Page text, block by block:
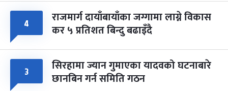
४ राजमार्ग दायाँबायाँका जग्गामा लाग्ने विकास
कर ५ प्रतिशत बिन्दु बढाइँदै
३ सिरहामा ज्यान गुमाएका यादवको घटनाबारे
छानबिन गर्न समिति गठन